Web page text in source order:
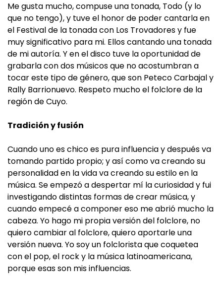
Me gusta mucho, compuse una tonada, Todo (y lo
que no tengo), y tuve el honor de poder cantarla en
el Festival de la tonada con Los Trovadores y fue
muy significativo para mi. Ellos cantando una tonada
de mi autoría. Y en el disco tuve la oportunidad de
grabarla con dos músicos que no acostumbran a
tocar este tipo de género, que son Peteco Carbajal y
Rally Barrionuevo. Respeto mucho el folclore de la
región de Cuyo.
Tradición y fusión
Cuando uno es chico es pura influencia y después va
tomando partido propio; y así como va creando su
personalidad en la vida va creando su estilo en la
música. Se empezó a despertar mí la curiosidad y fui
investigando distintas formas de crear música, y
cuando empecé a componer eso me abrió mucho la
cabeza. Yo hago mi propia versión del folclore, no
quiero cambiar al folclore, quiero aportarle una
versión nueva. Yo soy un folclorista que coquetea
con el pop, el rock y la música latinoamericana,
porque esas son mis influencias.